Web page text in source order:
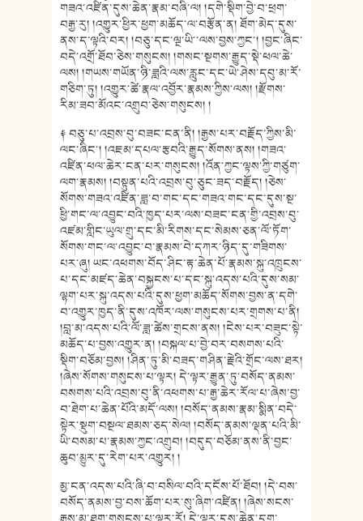
གཟའ་འཛིན་དུས་ཆེན་རྣམ་བཞི་ལ། །དགེ་སྡིག་བྱེ་བ་ཕྲག་
བརྒྱ་རུ། །འགྱུར་ཕྱིར་ཕྱག་མཆོད་ལ་བརྩོན་ན། ཐོག་མེད་དུས་
ནས་ད་ལྟའི་བར། །བཅུ་དང་ལྔ་ཡི་་ལས་བྱས་ཀྱང་། །བྱང་ཞིང་
བདེ་འགྲོ་ཐོབ་ཅེས་གསུངས། །གསང་སྔགས་རྒྱུད་སྡེ་ཕལ་ཆེ་
ལས། །གཡས་གཡོན་ཉི་ཟླའི་ལས་རླུང་དང་ཡེ་ཤེས་དབུ་མ་རོ་
གཅིག་ཏུ། །འགྱུར་ཚེ་རྣལ་འབྱོར་རྣམས་ཀྱིས་ལས། །རྫོགས་
རིམ་ཟབ་མོའང་འགྲུབ་ཅེས་གསུངས། །
༈ བཅུ་པ་འབྲས་བུ་བཟང་ངན་ནི། །རྒྱས་པར་བརྗོད་ཀྱིས་མི་
ལང་ཞིང་། །འཇམ་དཔལ་རྩབའི་རྒྱུད་སོགས་ནས། །གཟའ་
འཛིན་ཕལ་ཆེར་ངན་པར་གསུངས། །འོན་ཀྱང་ལྟས་ཀྱི་གཙུག་
ལག་རྣམས། །བསྟུན་པའི་འབྲས་བུ་ཅུང་ཟད་བརྗོད། །ཅེས་
སོགས་གཟའ་འཛིན་ཟླ་བ་གང་དང་གཟའ་གང་དང་དུས་སྔ་
ཕྱི་གང་ལ་འབྱུང་བའི་ཁྱད་པར་ལས་བཟང་ངན་གྱི་འབྲས་བུ་
འཛམ་གླིང་ཡུལ་གྲུ་དང་མི་རིགས་དང་སེམས་ཅན་ལོ་ཏོག་
སོགས་གང་ལ་འབྱུང་བ་རྣམས་བེ་དཀར་ཉིད་དུ་གཟིགས་
པར་ཞུ། ཡང་འཕགས་བོད་ཤིང་རྟ་ཆེན་པོ་རྣམས་སྐུ་འཁྲུངས་
པ་དང་མཛད་ཆེན་བསྐྱངས་པ་དང་སྐུ་འདས་པའི་དུས་སམ་
ལྷག་པར་སྐུ་འདས་པའི་དུས་ཕྱག་མཆོད་སོགས་བྱས་ན་དགེ་
བ་འགྱུར་ཁྱད་ནི་དུས་འཁོར་ལས་གསུངས་པར་གྲགས་པ་ནི།
།བླ་མ་འདས་པའི་ལོ་ཟླ་ཚེས་གྲངས་ནས། །ངེས་པར་བཟུང་སྟེ་
མཆོད་པ་བྱས་འགྱུར་ན། །བསྐལ་པ་བྱེ་བར་བསགས་པའི་
སྡིག་བཅོམ་བྱས། །ཤིན་ཏུ་མི་བཟད་གཤིན་རྗེའི་གྲོང་ལས་ཐར།
།ཞེས་སོགས་གསུངས་པ་ལྟར། དེ་ལྟར་རྒྱུན་ཏུ་བསོད་ནམས་
བསགས་པའི་འབྲས་བུ་ནི་འཕགས་པ་རྒྱ་ཆེར་རོལ་པ་ཞེས་བྱ་
བ་ཐེག་པ་ཆེན་པོའི་མདོ་ལས། །བསོད་ནམས་རྣམ་སྨིན་བདེ་
སྟེར་སྡུག་བསྔལ་ཐམས་ཅད་སེལ། །བསོད་ནམས་ལྡན་པའི་མི་
ཡི་བསམ་པ་རྣམས་ཀྱང་འགྲུབ། །བདུད་བཅོམ་ནས་ནི་བྱང་
ཆུབ་མྱུར་དུ་རེག་པར་འགྱུར། །
མྱ་ངན་འདས་པའི་ཞི་བ་བསིལ་བའི་དངོས་པོ་ཐོབ། །དེ་བས་
བསོད་ནམས་བྱ་བས་ཆོག་པར་སུ་ཞིག་འཛིན། །ཞེས་སངས་